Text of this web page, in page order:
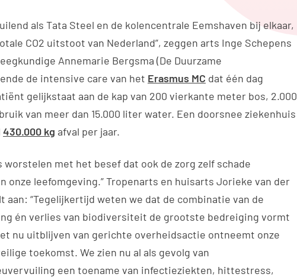
als Tata Steel en de kolencentrale Eemshaven bij elkaar,
CO2 uitstoot van Nederland”, zeggen arts Inge Schepens
Annemarie Bergsma (De Duurzame
de intensive care van het Erasmus MC dat één dag
gelijkstaat aan de kap van 200 vierkante meter bos, 2.000
van meer dan 15.000 liter water. Een doorsnee ziekenhuis
430.000 kg afval per jaar.
worstelen met het besef dat ook de zorg zelf schade
onze leefomgeving.” Tropenarts en huisarts Jorieke van der
aan: “Tegelijkertijd weten we dat de combinatie van de
én verlies van biodiversiteit de grootste bedreiging vormt
nu uitblijven van gerichte overheidsactie ontneemt onze
toekomst. We zien nu al als gevolg van
een toename van infectieziekten, hittestress,